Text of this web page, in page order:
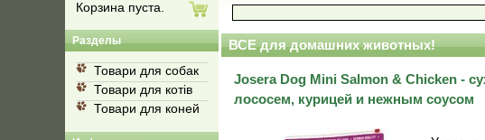
Корзина пуста.
Разделы
Товари для собак
Товари для котів
Товари для коней
ВСЕ для домашних животных!
Josera Dog Mini Salmon & Chicken -
лососем, курицей и нежным соусом